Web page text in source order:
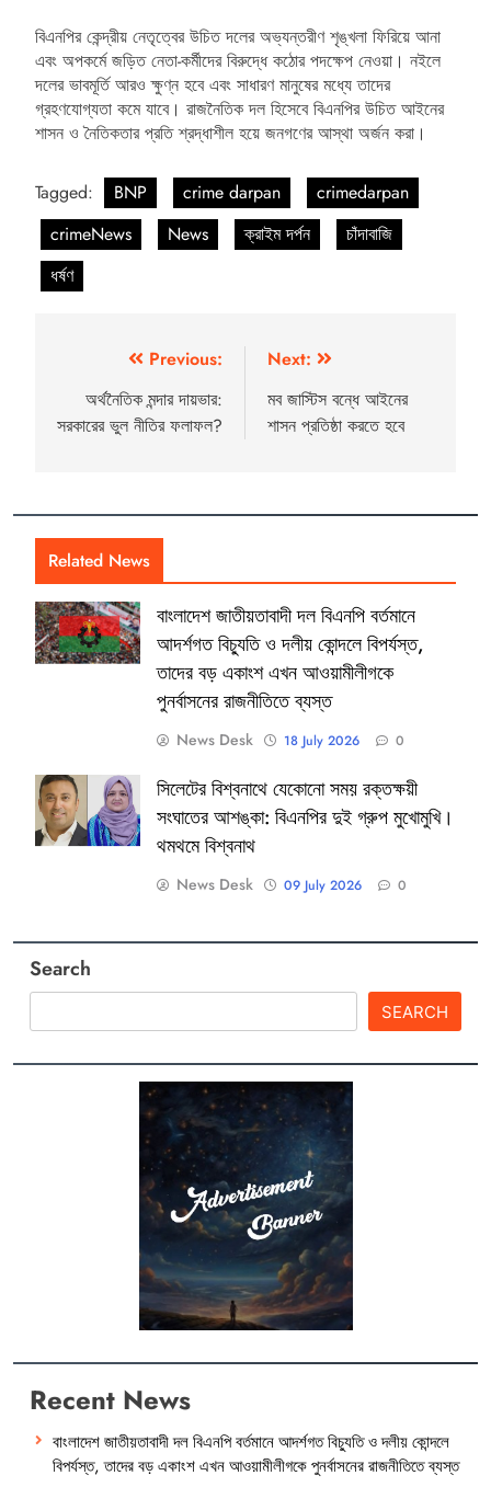
বিএনপির কেন্দ্রীয় নেতৃত্বের উচিত দলের অভ্যন্তরীণ শৃঙ্খলা ফিরিয়ে আনা
এবং অপকর্মে জড়িত নেতা-কর্মীদের বিরুদ্ধে কঠোর পদক্ষেপ নেওয়া। নইলে
দলের ভাবমূর্তি আরও ক্ষুণ্ন হবে এবং সাধারণ মানুষের মধ্যে তাদের
গ্রহণযোগ্যতা কমে যাবে। রাজনৈতিক দল হিসেবে বিএনপির উচিত আইনের
শাসন ও নৈতিকতার প্রতি শ্রদ্ধাশীল হয়ে জনগণের আস্থা অর্জন করা।
Tagged: BNP crime darpan
crimedarpan
crimeNews
News ক্রাইম দর্পন
চাঁদাবাজি
ধর্ষণ
Previous:
অর্থনৈতিক মন্দার দায়ভার:
সরকারের ভুল নীতির ফলাফল?
Next:
মব জাস্টিস বন্ধে আইনের
শাসন প্রতিষ্ঠা করতে হবে
Related News
বাংলাদেশ জাতীয়তাবাদী দল বিএনপি বর্তমানে
আদর্শগত বিচ্যুতি ও দলীয় কোন্দলে বিপর্যস্ত,
তাদের বড় একাংশ এখন আওয়ামীলীগকে
পুনর্বাসনের রাজনীতিতে ব্যস্ত
News Desk 18 July 2026 0
সিলেটের বিশ্বনাথে যেকোনো সময় রক্তক্ষয়ী
সংঘাতের আশঙ্কা: বিএনপির দুই গ্রুপ মুখোমুখি।
থমথমে বিশ্বনাথ
News Desk 09 July 2026 0
Search
SEARCH
Recent News
বাংলাদেশ জাতীয়তাবাদী দল বিএনপি বর্তমানে আদর্শগত বিচ্যুতি ও দলীয় কোন্দলে
বিপর্যস্ত, তাদের বড় একাংশ এখন আওয়ামীলীগকে পুনর্বাসনের রাজনীতিতে ব্যস্ত